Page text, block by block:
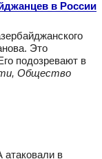
в России
Это
подозревают в
Общество
в